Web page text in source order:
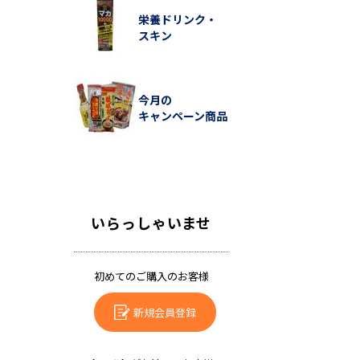
栄養ドリンク・
スキン
今月の
キャンペーン商品
いらっしゃいませ
初めてのご購入のお客様
新規会員登録